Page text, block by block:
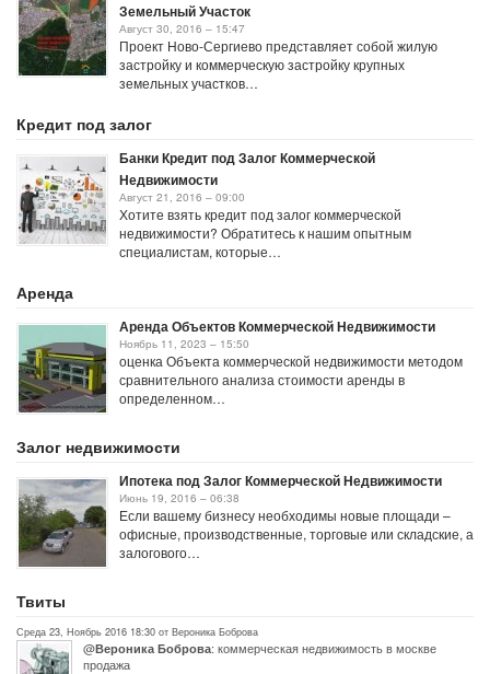
Земельный Участок
Август 30, 2016 – 15:47
Проект Ново-Сергиево представляет собой жилую
застройку и коммерческую застройку крупных
земельных участков…
Кредит под залог
Банки Кредит под Залог Коммерческой
Недвижимости
Август 21, 2016 – 09:00
Хотите взять кредит под залог коммерческой
недвижимости? Обратитесь к нашим опытным
специалистам, которые…
Аренда
Аренда Объектов Коммерческой Недвижимости
Ноябрь 11, 2023 – 15:50
оценка Объекта коммерческой недвижимости методом
сравнительного анализа стоимости аренды в
определенном…
Залог недвижимости
Ипотека под Залог Коммерческой Недвижимости
Июнь 19, 2016 – 06:38
Если вашему бизнесу необходимы новые площади –
офисные, производственные, торговые или складские, а
залогового…
Твиты
Среда 23, Ноябрь 2016 18:30 от Вероника Боброва
@Вероника Боброва: коммерческая недвижимость в москве
продажа